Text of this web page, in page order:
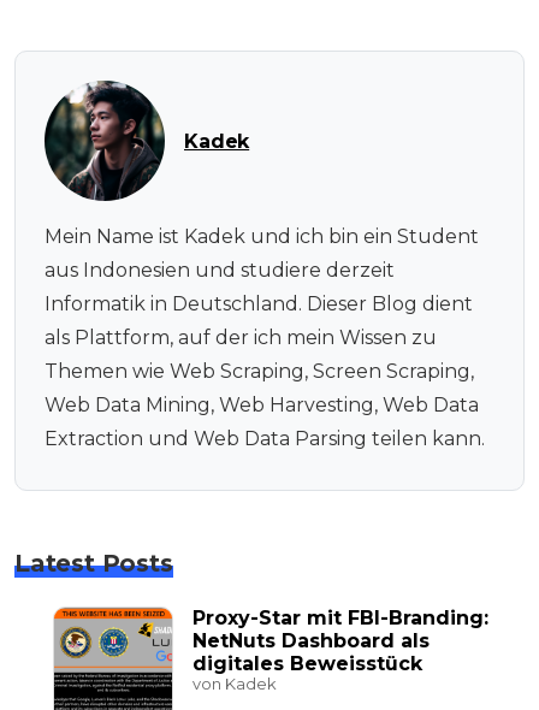
Kadek
Mein Name ist Kadek und ich bin ein Student
aus Indonesien und studiere derzeit
Informatik in Deutschland. Dieser Blog dient
als Plattform, auf der ich mein Wissen zu
Themen wie Web Scraping, Screen Scraping,
Web Data Mining, Web Harvesting, Web Data
Extraction und Web Data Parsing teilen kann.
Latest Posts
Proxy-Star mit FBI-Branding:
NetNuts Dashboard als
digitales Beweisstück
von Kadek